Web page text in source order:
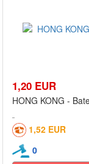
1,20 EUR
HONG KONG -
1,52 EUR
0